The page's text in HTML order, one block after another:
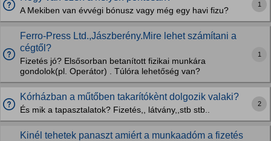
A Mekiben van évvégi bónusz vagy még egy havi fizu?
1
Ferro-Press Ltd.,Jászberény.Mire lehet számítani a
cégtől?
Fizetés jó? Elsősorban betanított fizikai munkára
gondolok(pl. Operátor) . Túlóra lehetőség van?
1
Kórházban a műtőben takarítókènt dolgozik valaki?
És mik a tapasztalatok? Fizetés,, látvány,,stb stb..
2
Kinél tehetek panaszt amiért a munkaadóm a fizetés